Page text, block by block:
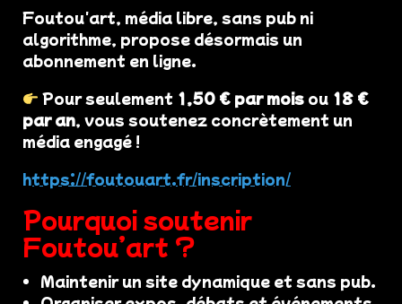
Foutou'art, média libre, sans pub ni
algorithme, propose désormais un
abonnement en ligne.
Pour seulement 1,50 € par mois ou 18 €
par an, vous soutenez concrètement un
média engagé !
https://foutouart.fr/inscription/
Pourquoi soutenir
Foutou’art ?
Maintenir un site dynamique et sans pub.